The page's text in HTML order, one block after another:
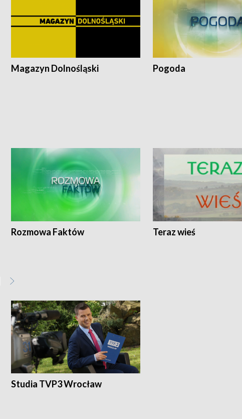
Magazyn Dolnośląski Pogoda
Rozmowa Faktów Teraz wieś
Studia TVP3 Wrocław